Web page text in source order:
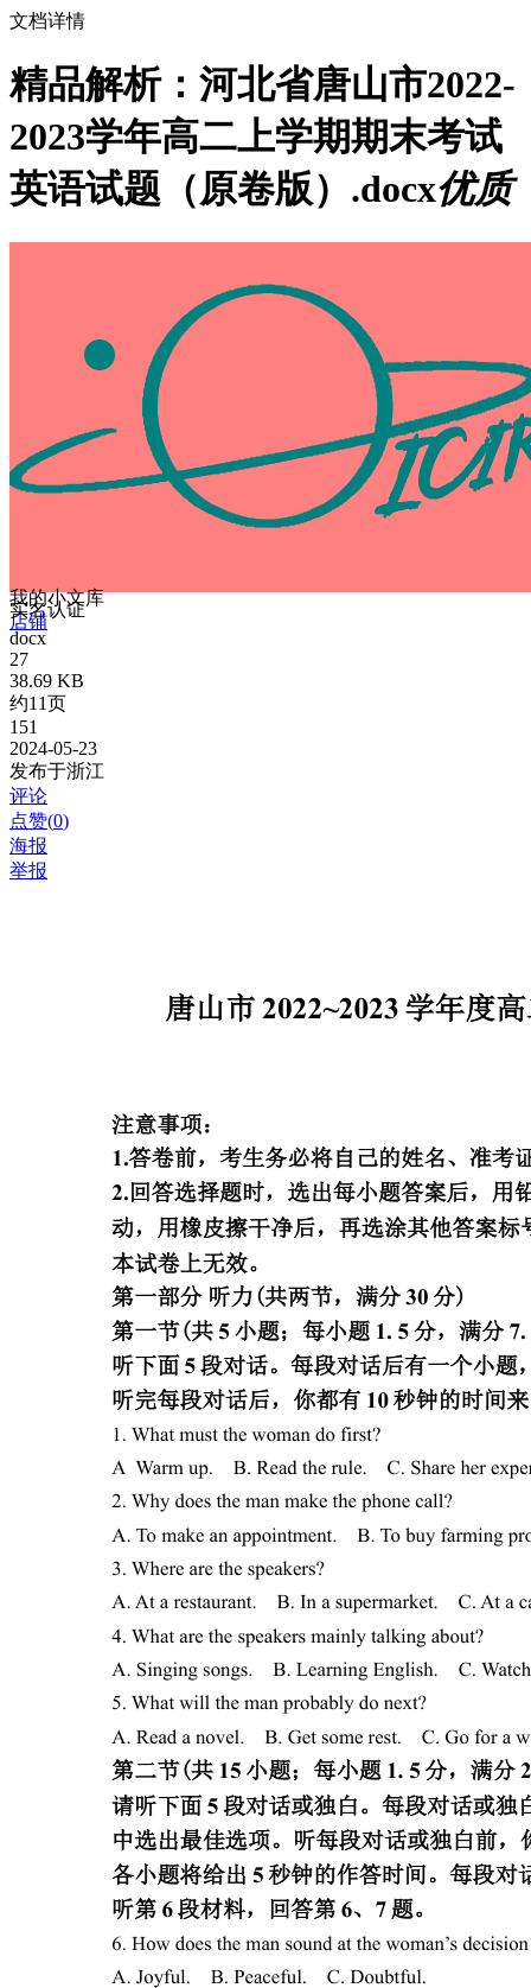
文档详情
精品解析：河北省唐山市2022-
2023学年高二上学期期末考试
英语试题（原卷版）.docx优质
我的小文库
实名认证
店铺
docx
27
38.69 KB
约11页
151
2024-05-23
发布于浙江
评论
点赞(0)
海报
举报